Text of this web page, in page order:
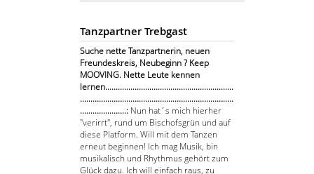
Tanzpartner Trebgast
Suche nette Tanzpartnerin, neuen
Freundeskreis, Neubeginn ? Keep
MOOVING. Nette Leute kennen
lernen.............................................................
.........................................................................
......................: Nun hat´s mich hierher
"verirrt", rund um Bischofsgrün und auf
diese Platform. Will mit dem Tanzen
erneut beginnen! Ich mag Musik, bin
musikalisch und Rhythmus gehört zum
Glück dazu. Ich will einfach raus, zu